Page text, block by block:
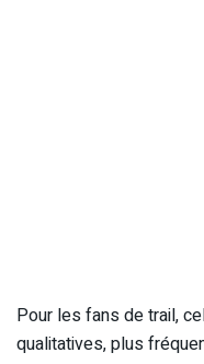
Pour les fans de trail,
qualitatives, plus